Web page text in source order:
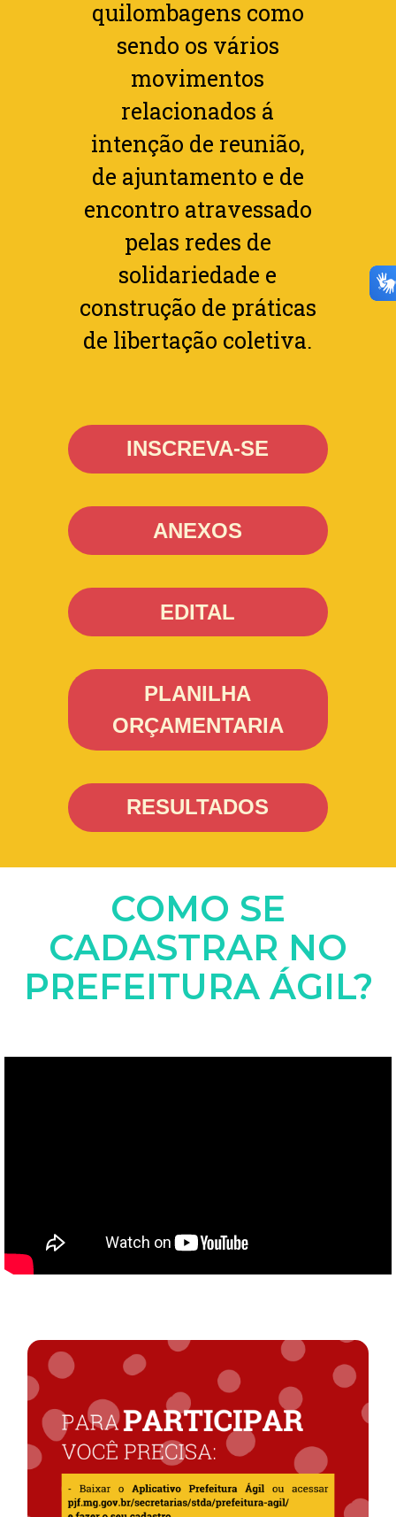
quilombagens como
sendo os vários
movimentos
relacionados á
intenção de reunião,
de ajuntamento e de
encontro atravessado
pelas redes de
solidariedade e
construção de práticas
de libertação coletiva.
INSCREVA-SE
ANEXOS
EDITAL
PLANILHA
ORÇAMENTARIA
RESULTADOS
COMO SE
CADASTRAR NO
PREFEITURA ÁGIL?